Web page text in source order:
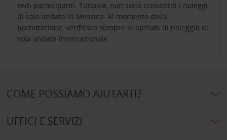
sedi partecipanti. Tuttavia, non sono consentiti i noleggi
di sola andata in Messico. Al momento della
prenotazione, verificare sempre le opzioni di noleggio di
sola andata internazionale.
COME POSSIAMO AIUTARTI?
UFFICI E SERVIZI